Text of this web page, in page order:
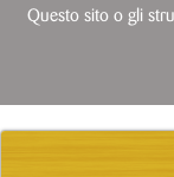
Questo sito o gli